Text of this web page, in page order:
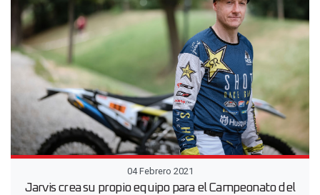
04 Febrero 2021
Jarvis crea su propio equipo para el Campeonato del